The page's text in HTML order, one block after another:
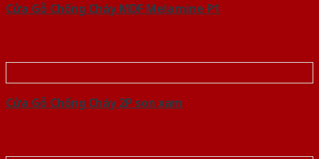
Cửa Gỗ Chống Cháy MDF Melamine P1
Cửa Gỗ Chống Cháy 2P son xam